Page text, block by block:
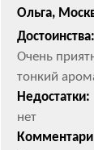
Ольга,
Достоинства:
Очень
тонкий
Недостатки:
нет